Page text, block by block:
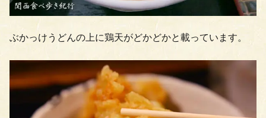
ぶかっけうどんの上に鶏天がどかどかと載っています。